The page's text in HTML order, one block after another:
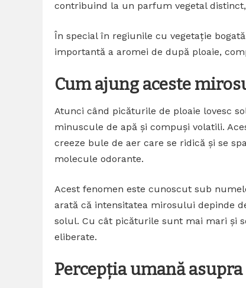
contribuind la un parfum vegetal
În special în regiunile cu vegetație
importantă a aromei de după ploaie,
Cum ajung aceste
Atunci când picăturile de ploaie lovesc
minuscule de apă și compuși volatili.
creeze bule de aer care se ridică și se
molecule odorante.
Acest fenomen este cunoscut sub
arată că intensitatea mirosului depinde
solul. Cu cât picăturile sunt mai mari și
eliberate.
Percepția umană